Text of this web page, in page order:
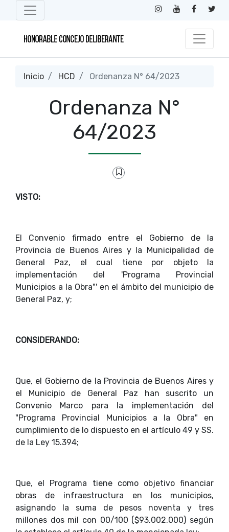
Inicio HCD Ordenanza N° 64/2023
Ordenanza N°
64/2023
VISTO:
El Convenio firmado entre el Gobierno de la
Provincia de Buenos Aires y la Municipalidad de
General Paz, el cual tiene por objeto la
implementación del 'Programa Provincial
Municipios a la Obra"' en el ámbito del municipio de
General Paz, y;
CONSIDERANDO:
Que, el Gobierno de la Provincia de Buenos Aires y
el Municipio de General Paz han suscrito un
Convenio Marco para la implementación del
"Programa Provincial Municipios a la Obra" en
cumplimiento de lo dispuesto en el artículo 49 y SS.
de la Ley 15.394;
Que, el Programa tiene como objetivo financiar
obras de infraestructura en los municipios,
asignando la suma de pesos noventa y tres
millones dos mil con 00/100 ($93.002.000) según